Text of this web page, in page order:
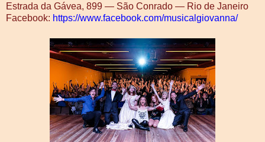
Estrada da Gávea, 899 ― São Conrado ― Rio de Janeiro
Facebook: https://www.facebook.com/musicalgiovanna/